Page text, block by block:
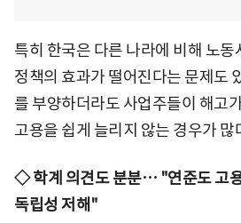
특히 한국은 다른 나라에 비해 노
정책의 효과가 떨어진다는 문제도
를 부양하더라도 사업주들이 해고
고용을 쉽게 늘리지 않는 경우가 많
◇ 학계 의견도 분분… "연준도 고
독립성 저해"